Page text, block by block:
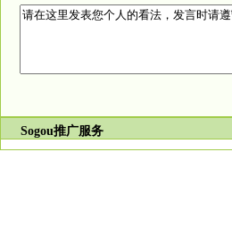
Sogou推广服务